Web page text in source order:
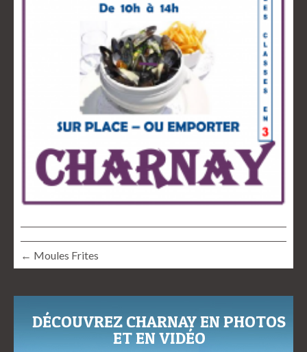
← Moules Frites
DÉCOUVREZ CHARNAY EN PHOTOS
ET EN VIDÉO